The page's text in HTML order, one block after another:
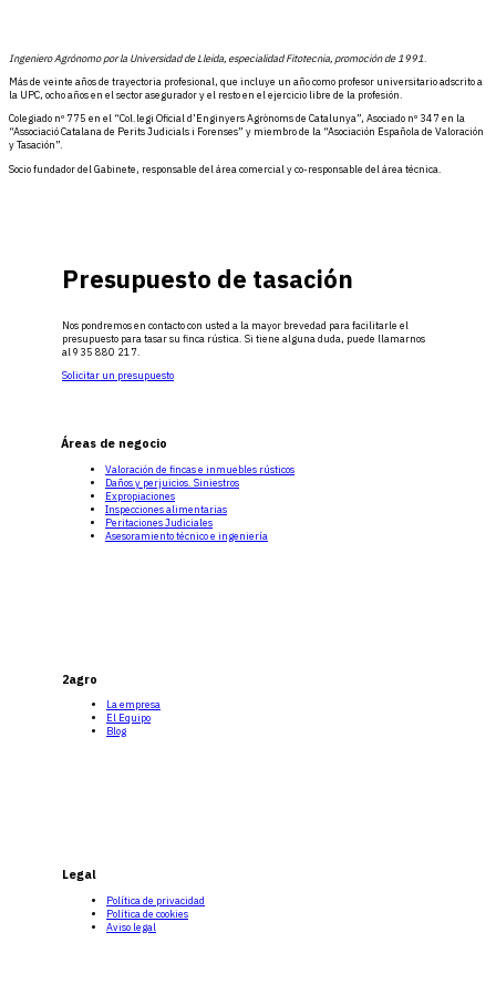
Ingeniero Agrónomo por la Universidad de Lleida, especialidad Fitotecnia, promoción de 1991.
Más de veinte años de trayectoria profesional, que incluye un año como profesor universitario adscrito a
la UPC, ocho años en el sector asegurador y el resto en el ejercicio libre de la profesión.
Colegiado nº 775 en el “Col.legi Oficial d’Enginyers Agrònoms de Catalunya”, Asociado nº 347 en la
“Associació Catalana de Perits Judicials i Forenses” y miembro de la “Asociación Española de Valoración
y Tasación”.
Socio fundador del Gabinete, responsable del área comercial y co-responsable del área técnica.
Presupuesto de tasación
Nos pondremos en contacto con usted a la mayor brevedad para facilitarle el
presupuesto para tasar su finca rústica. Si tiene alguna duda, puede llamarnos
al 935 880 217.
Solicitar un presupuesto
Áreas de negocio
Valoración de fincas e inmuebles rústicos
Daños y perjuicios. Siniestros
Expropiaciones
Inspecciones alimentarias
Peritaciones Judiciales
Asesoramiento técnico e ingeniería
2agro
La empresa
El Equipo
Blog
Legal
Política de privacidad
Política de cookies
Aviso legal